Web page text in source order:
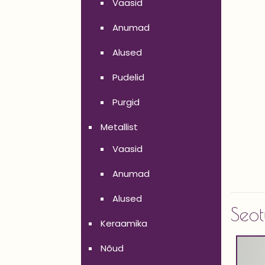
Vaasid
Anumad
Alused
Pudelid
Purgid
Metallist
Vaasid
Anumad
Alused
Keraamika
Nõud